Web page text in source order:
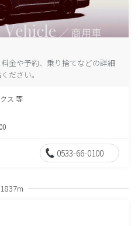
金や予約、乗り捨てなどの詳細
ださい。
ス 等
0533-66-0100
1837m